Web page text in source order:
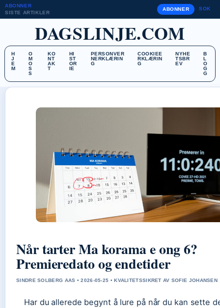
ABONNER
SISTE ARTIKLER
ABONNER SOK
DAGSLINJE.COM
H
J
E
M
O
M
O
S
S
KO
NT
AK
T
HI
ST
OR
IE
PERSONVER
NERKLÆRIN
G
COOKIEE
RKLÆRIN
G
NYHE
TSBR
EV
B
L
O
G
G
Når tarter Ma korama e ong 6?
Premieredato og endetider
SINDRE SOLBERG AAS • 2026-05-25 • KVALITETSSIKRET AV SOFIE JOHANSEN
Har du allerede begynt å lure på når du kan sette